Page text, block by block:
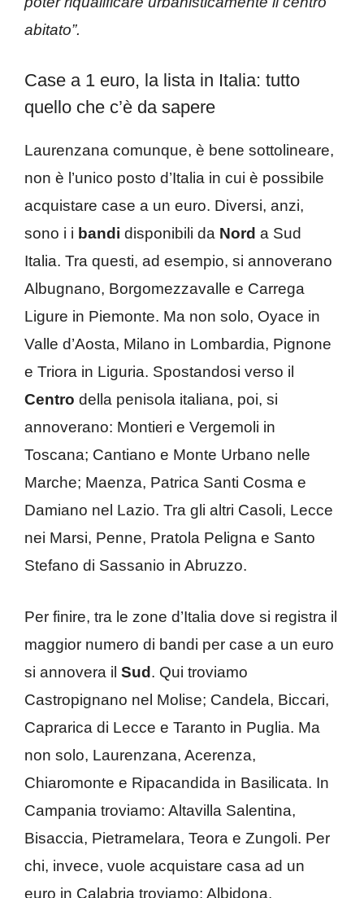
abitato”.
Case a 1 euro, la lista in Italia: tutto
quello che c’è da sapere
Laurenzana comunque, è bene sottolineare,
non è l’unico posto d’Italia in cui è possibile
acquistare case a un euro. Diversi, anzi,
sono i i bandi disponibili da Nord a Sud
Italia. Tra questi, ad esempio, si annoverano
Albugnano, Borgomezzavalle e Carrega
Ligure in Piemonte. Ma non solo, Oyace in
Valle d’Aosta, Milano in Lombardia, Pignone
e Triora in Liguria. Spostandosi verso il
Centro della penisola italiana, poi, si
annoverano: Montieri e Vergemoli in
Toscana; Cantiano e Monte Urbano nelle
Marche; Maenza, Patrica Santi Cosma e
Damiano nel Lazio. Tra gli altri Casoli, Lecce
nei Marsi, Penne, Pratola Peligna e Santo
Stefano di Sassanio in Abruzzo.
Per finire, tra le zone d’Italia dove si registra il
maggior numero di bandi per case a un euro
si annovera il Sud . Qui troviamo
Castropignano nel Molise; Candela, Biccari,
Caprarica di Lecce e Taranto in Puglia. Ma
non solo, Laurenzana, Acerenza,
Chiaromonte e Ripacandida in Basilicata. In
Campania troviamo: Altavilla Salentina,
Bisaccia, Pietramelara, Teora e Zungoli. Per
chi, invece, vuole acquistare casa ad un
euro in Calabria troviamo: Albidona,